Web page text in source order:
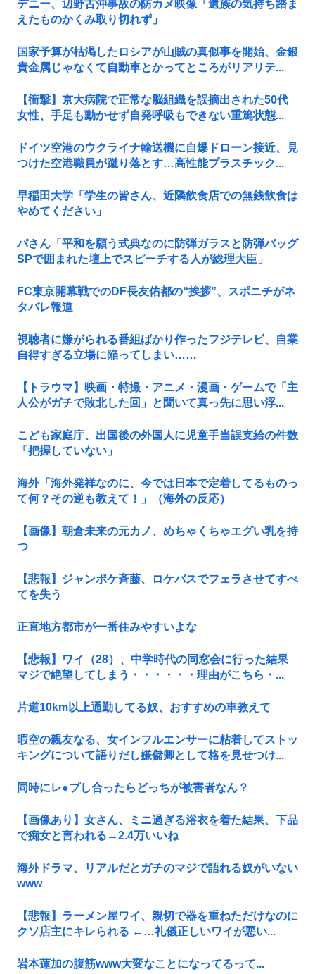
デニー、辺野古沖事故の防カメ映像「遺族の気持ち踏ま
えたものかくみ取り切れず」
国家予算が枯渇したロシアが山賊の真似事を開始、金銀
貴金属じゃなくて自動車とかってところがリアリテ...
【衝撃】京大病院で正常な脳組織を誤摘出された50代
女性、手足も動かせず自発呼吸もできない重篤状態...
ドイツ空港のウクライナ輸送機に自爆ドローン接近、見
つけた空港職員が蹴り落とす…高性能プラスチック...
早稲田大学「学生の皆さん、近隣飲食店での無銭飲食は
やめてください」
パさん「平和を願う式典なのに防弾ガラスと防弾バッグ
SPで囲まれた壇上でスピーチする人が総理大臣」
FC東京開幕戦でのDF長友佑都の“挨拶”、スポニチがネ
タバレ報道
視聴者に嫌がられる番組ばかり作ったフジテレビ、自業
自得すぎる立場に陥ってしまい……
【トラウマ】映画・特撮・アニメ・漫画・ゲームで「主
人公がガチで敗北した回」と聞いて真っ先に思い浮...
こども家庭庁、出国後の外国人に児童手当誤支給の件数
「把握していない」
海外「海外発祥なのに、今では日本で定着してるものっ
て何？その逆も教えて！」（海外の反応）
【画像】朝倉未来の元カノ、めちゃくちゃエグい乳を持
つ
【悲報】ジャンポケ斉藤、ロケバスでフェラさせてすべ
てを失う
正直地方都市が一番住みやすいよな
【悲報】ワイ（28）、中学時代の同窓会に行った結果
マジで絶望してしまう・・・・・・理由がこちら・...
片道10km以上通勤してる奴、おすすめの車教えて
暇空の親友なる、女インフルエンサーに粘着してストッ
キングについて語りだし嫌儲卿として格を見せつけ...
同時にレ●プし合ったらどっちが被害者なん？
【画像あり】女さん、ミニ過ぎる浴衣を着た結果、下品
で痴女と言われる→2.4万いいね
海外ドラマ、リアルだとガチのマジで語れる奴がいない
www
【悲報】ラーメン屋ワイ、親切で器を重ねただけなのに
クソ店主にキレられる ←…礼儀正しいワイが悪い...
岩本蓮加の腹筋www大変なことになってるって...